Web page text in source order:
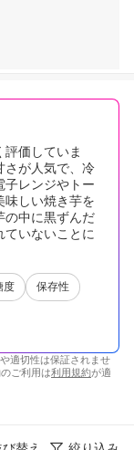
価していま
さが人気で、冷
子レンジやトー
味しい焼き芋を
の中に黒ずんだ
いないことに
度 保存性
適切性は保証されませ
ご利用は利用規約が適